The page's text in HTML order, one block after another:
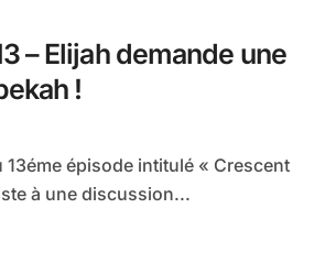
– Elijah demande une
!
à une discussion...